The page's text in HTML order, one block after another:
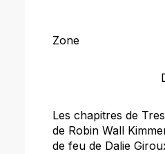
Zone
Les chapitres de
de Robin Wall
de feu de Dalie